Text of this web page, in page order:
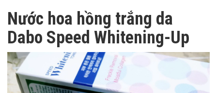
Nước hoa hồng trắng da
Dabo Speed Whitening-Up